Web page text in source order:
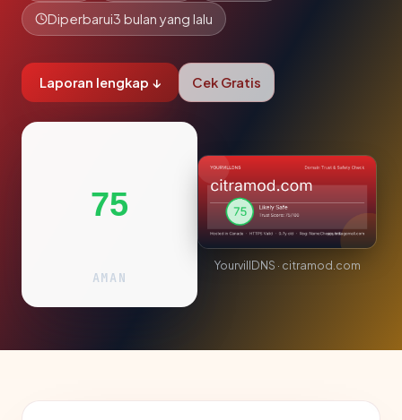
Diperbarui3 bulan yang lalu
Laporan lengkap ↓ Cek Gratis
75
AMAN
YourvillDNS · citramod.com